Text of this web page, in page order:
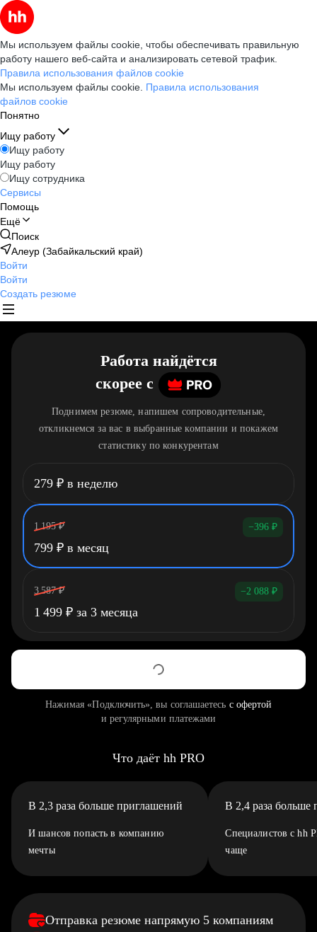
Мы используем файлы cookie, чтобы обеспечивать правильную
работу нашего веб-сайта и анализировать сетевой трафик.
Правила использования файлов cookie
Мы используем файлы cookie. Правила использования
файлов cookie
Понятно
Ищу работу
Ищу работу
Ищу работу
Ищу сотрудника
Сервисы
Помощь
Ещё
Поиск
Алеур (Забайкальский край)
Войти
Войти
Создать резюме
Работа найдётся
скорее c
Поднимем резюме, напишем сопроводительные,
откликнемся за вас в выбранные компании и покажем
статистику по конкурентам
279 ₽ в неделю
1 195 ₽ −396 ₽
799 ₽ в месяц
3 587 ₽ −2 088 ₽
1 499 ₽ за 3 месяца
Нажимая «Подключить», вы соглашаетесь с офертой
и регулярными платежами
Что даёт hh PRO
В 2,3 раза больше приглашений
И шансов попасть в компанию
мечты
В 2,4 раза больше
Специалистов с hh
чаще
Отправка резюме напрямую 5 компаниям